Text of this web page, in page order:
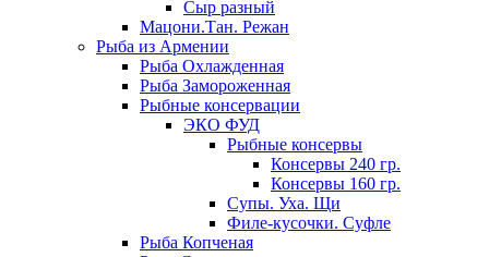
Сыр разный
Мацони.Тан. Режан
Рыба из Армении
Рыба Охлажденная
Рыба Замороженная
Рыбные консервации
ЭКО ФУД
Рыбные консервы
Консервы 240 гр.
Консервы 160 гр.
Супы. Уха. Щи
Филе-кусочки. Суфле
Рыба Копченая